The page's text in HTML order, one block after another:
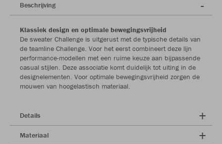
Beschrijving
Klassiek design en optimale bewegingsvrijheid
De sweater Challenge is uitgerust met de typische details van
de teamline Challenge. Voor het eerst combineert deze lijn
performance-modellen met een ruime keuze aan bijpassende
casual stijlen. Deze associatie komt duidelijk tot uiting in de
designelementen. Voor optimale bewegingsvrijheid zorgen de
mouwen van hoogelastisch materiaal.
Details
Materiaal